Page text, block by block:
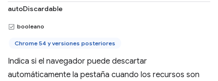
autoDiscardable
booleano
Chrome 54 y versiones posteriores
Indica si el navegador puede descartar
automáticamente la pestaña cuando los recursos son